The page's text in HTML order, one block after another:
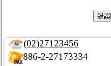
(02)27123456
886-2-27173334